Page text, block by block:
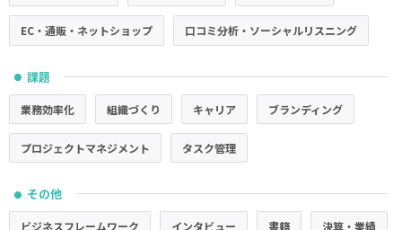
EC・通販・ネットショップ 口コミ分析・ソーシャルリスニング
● 課題
業務効率化 組織づくり キャリア ブランディング
プロジェクトマネジメント タスク管理
● その他
ビジネスフレームワーク インタビュー 書籍 決算・業績